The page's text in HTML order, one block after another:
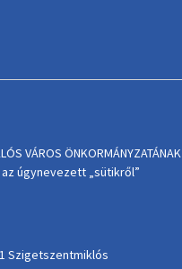
VÁROS ÖNKORMÁNYZATÁNAK
az úgynevezett „sütikről”
Szigetszentmiklós